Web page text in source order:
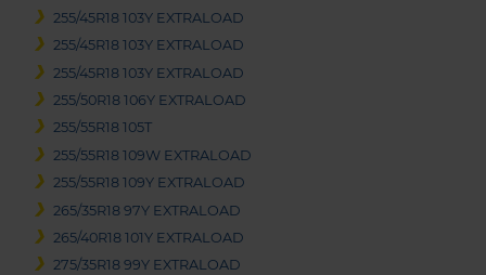
255/45R18 103Y EXTRALOAD
255/45R18 103Y EXTRALOAD
255/45R18 103Y EXTRALOAD
255/50R18 106Y EXTRALOAD
255/55R18 105T
255/55R18 109W EXTRALOAD
255/55R18 109Y EXTRALOAD
265/35R18 97Y EXTRALOAD
265/40R18 101Y EXTRALOAD
275/35R18 99Y EXTRALOAD